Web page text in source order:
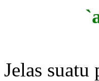
Jelas